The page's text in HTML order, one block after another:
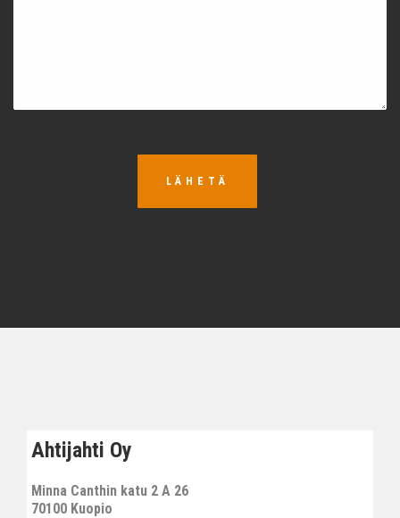
LÄHETÄ
Ahtijahti Oy
Minna Canthin katu 2 A 26
70100 Kuopio